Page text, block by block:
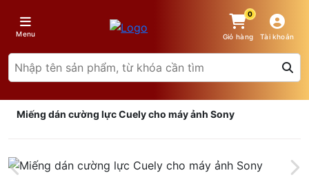
Menu
0
Giỏ hàng Tài khoản
Miếng dán cường lực Cuely cho máy ảnh Sony